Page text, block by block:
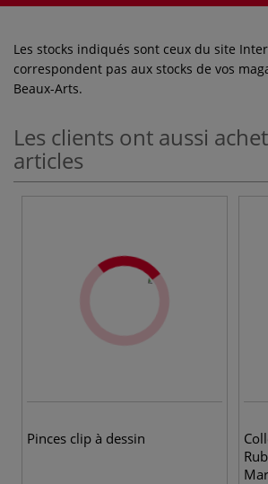
Les stocks indiqués sont ceux du site
correspondent pas aux stocks de vos
Beaux-Arts.
Les clients ont aussi
articles
Pinces clip à dessin